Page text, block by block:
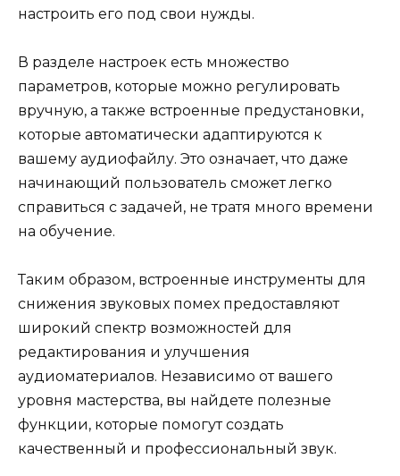
настроить его под свои нужды.
В разделе настроек есть множество
параметров, которые можно регулировать
вручную, а также встроенные предустановки,
которые автоматически адаптируются к
вашему аудиофайлу. Это означает, что даже
начинающий пользователь сможет легко
справиться с задачей, не тратя много времени
на обучение.
Таким образом, встроенные инструменты для
снижения звуковых помех предоставляют
широкий спектр возможностей для
редактирования и улучшения
аудиоматериалов. Независимо от вашего
уровня мастерства, вы найдете полезные
функции, которые помогут создать
качественный и профессиональный звук.